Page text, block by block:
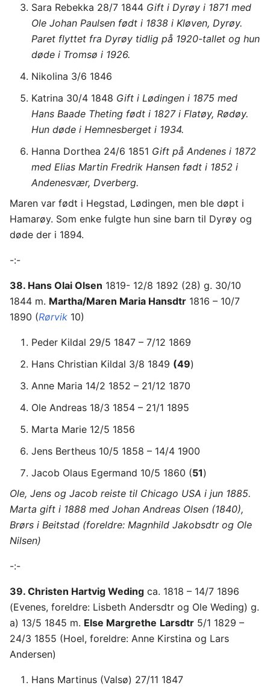
Sara Rebekka 28/7 1844 Gift i Dyrøy i 1871 med
Ole Johan Paulsen født i 1838 i Kløven, Dyrøy.
Paret flyttet fra Dyrøy tidlig på 1920-tallet og hun
døde i Tromsø i 1926.
Nikolina 3/6 1846
Katrina 30/4 1848 Gift i Lødingen i 1875 med
Hans Baade Theting født i 1827 i Flatøy, Rødøy.
Hun døde i Hemnesberget i 1934.
Hanna Dorthea 24/6 1851 Gift på Andenes i 1872
med Elias Martin Fredrik Hansen født i 1852 i
Andenesvær, Dverberg.
Maren var født i Hegstad, Lødingen, men ble døpt i
Hamarøy. Som enke fulgte hun sine barn til Dyrøy og
døde der i 1894.
-:-
38. Hans Olai Olsen 1819- 12/8 1892 (28) g. 30/10
1844 m. Martha/Maren Maria Hansdtr 1816 – 10/7
1890 (Rørvik 10)
Peder Kildal 29/5 1847 – 7/12 1869
Hans Christian Kildal 3/8 1849 (49)
Anne Maria 14/2 1852 – 21/12 1870
Ole Andreas 18/3 1854 – 21/1 1895
Marta Marie 12/5 1856
Jens Bertheus 10/5 1858 – 14/4 1900
Jacob Olaus Egermand 10/5 1860 (51)
Ole, Jens og Jacob reiste til Chicago USA i jun 1885.
Marta gift i 1888 med Johan Andreas Olsen (1840),
Brørs i Beitstad (foreldre: Magnhild Jakobsdtr og Ole
Nilsen)
-:-
39. Christen Hartvig Weding ca. 1818 – 14/7 1896
(Evenes, foreldre: Lisbeth Andersdtr og Ole Weding) g.
a) 13/5 1845 m. Else Margrethe Larsdtr 5/1 1829 –
24/3 1855 (Hoel, foreldre: Anne Kirstina og Lars
Andersen)
Hans Martinus (Valsø) 27/11 1847